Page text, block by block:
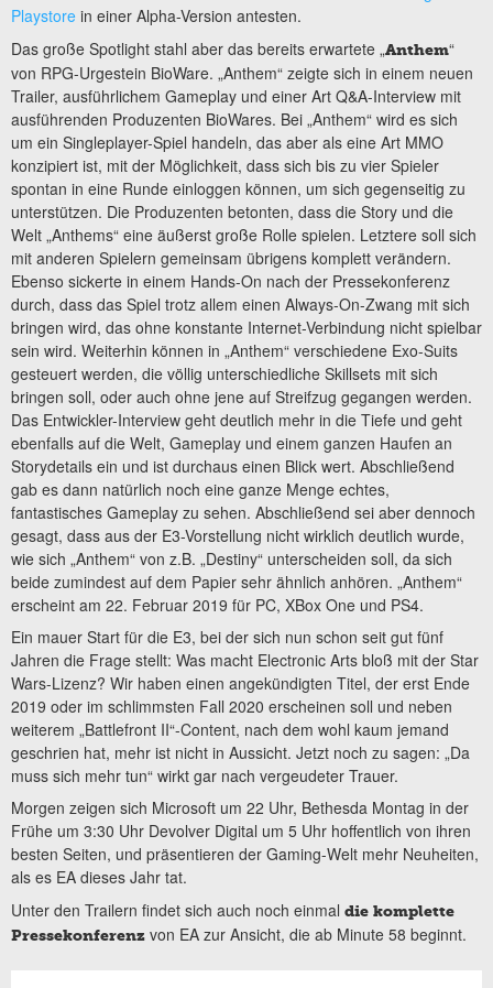
Playstore in einer Alpha-Version antesten.
Das große Spotlight stahl aber das bereits erwartete „Anthem“
von RPG-Urgestein BioWare. „Anthem“ zeigte sich in einem neuen
Trailer, ausführlichem Gameplay und einer Art Q&A-Interview mit
ausführenden Produzenten BioWares. Bei „Anthem“ wird es sich
um ein Singleplayer-Spiel handeln, das aber als eine Art MMO
konzipiert ist, mit der Möglichkeit, dass sich bis zu vier Spieler
spontan in eine Runde einloggen können, um sich gegenseitig zu
unterstützen. Die Produzenten betonten, dass die Story und die
Welt „Anthems“ eine äußerst große Rolle spielen. Letztere soll sich
mit anderen Spielern gemeinsam übrigens komplett verändern.
Ebenso sickerte in einem Hands-On nach der Pressekonferenz
durch, dass das Spiel trotz allem einen Always-On-Zwang mit sich
bringen wird, das ohne konstante Internet-Verbindung nicht spielbar
sein wird. Weiterhin können in „Anthem“ verschiedene Exo-Suits
gesteuert werden, die völlig unterschiedliche Skillsets mit sich
bringen soll, oder auch ohne jene auf Streifzug gegangen werden.
Das Entwickler-Interview geht deutlich mehr in die Tiefe und geht
ebenfalls auf die Welt, Gameplay und einem ganzen Haufen an
Storydetails ein und ist durchaus einen Blick wert. Abschließend
gab es dann natürlich noch eine ganze Menge echtes,
fantastisches Gameplay zu sehen. Abschließend sei aber dennoch
gesagt, dass aus der E3-Vorstellung nicht wirklich deutlich wurde,
wie sich „Anthem“ von z.B. „Destiny“ unterscheiden soll, da sich
beide zumindest auf dem Papier sehr ähnlich anhören. „Anthem“
erscheint am 22. Februar 2019 für PC, XBox One und PS4.
Ein mauer Start für die E3, bei der sich nun schon seit gut fünf
Jahren die Frage stellt: Was macht Electronic Arts bloß mit der Star
Wars-Lizenz? Wir haben einen angekündigten Titel, der erst Ende
2019 oder im schlimmsten Fall 2020 erscheinen soll und neben
weiterem „Battlefront II“-Content, nach dem wohl kaum jemand
geschrien hat, mehr ist nicht in Aussicht. Jetzt noch zu sagen: „Da
muss sich mehr tun“ wirkt gar nach vergeudeter Trauer.
Morgen zeigen sich Microsoft um 22 Uhr, Bethesda Montag in der
Frühe um 3:30 Uhr Devolver Digital um 5 Uhr hoffentlich von ihren
besten Seiten, und präsentieren der Gaming-Welt mehr Neuheiten,
als es EA dieses Jahr tat.
Unter den Trailern findet sich auch noch einmal die komplette
Pressekonferenz von EA zur Ansicht, die ab Minute 58 beginnt.